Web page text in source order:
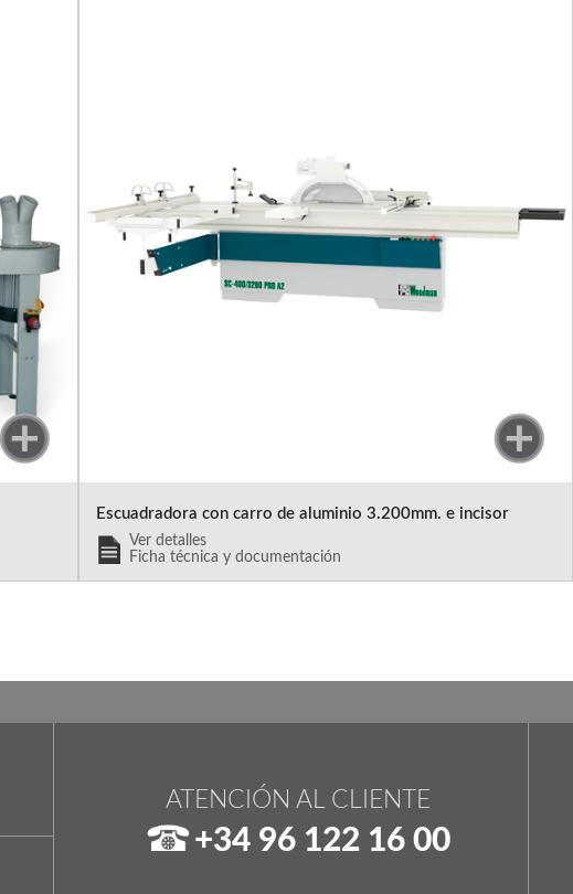
Escuadradora con carro de aluminio 3.200mm. e incisor
Ver detalles
Ficha técnica y documentación
ATENCIÓN AL CLIENTE
+34 96 122 16 00